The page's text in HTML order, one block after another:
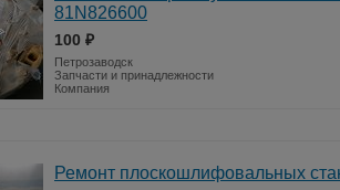
81N826600
100 ₽
Петрозаводск
Запчасти и принадлежности
Компания
Ремонт плоскошлифовальных